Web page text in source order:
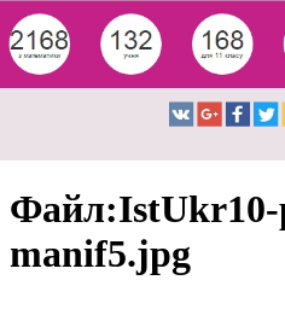
Файл:IstUkr10-
manif5.jpg